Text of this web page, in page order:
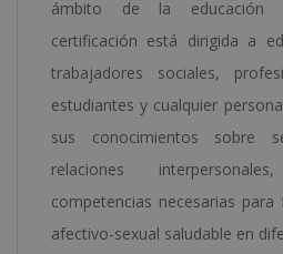
ámbito de la educación
certificación está dirigida a
trabajadores sociales,
estudiantes y cualquier
sus conocimientos sobre
relaciones
competencias necesarias
afectivo-sexual saludable en